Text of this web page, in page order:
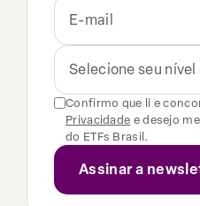
Selecione seu
Confirmo que li e
Privacidade e desejo
do ETFs Brasil.